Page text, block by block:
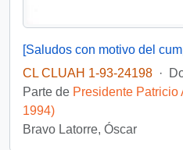
CL CLUAH 1-93-24198 ·
Parte de Presidente Patricio
1994)
Bravo Latorre, Óscar